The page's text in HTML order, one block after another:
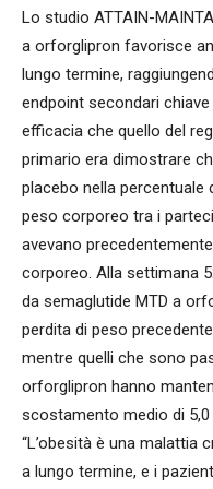
Lo studio ATTAIN-
a orforglipron favorisce
lungo termine,
endpoint secondari
efficacia che quello del
primario era dimostrare
placebo nella percentuale
peso corporeo tra i
avevano
corporeo. Alla settimana
da semaglutide MTD a
perdita di peso
mentre quelli che sono
orforglipron hanno
scostamento medio di 5,0
“L’obesità è una malattia
a lungo termine, e i